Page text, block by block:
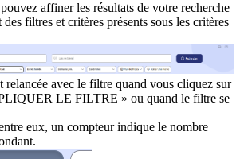
affiner les résultats de votre recherche
filtres et critères présents sous les critères
relancée avec le filtre quand vous cliquez sur
LE FILTRE » ou quand le filtre se
eux, un compteur indique le nombre